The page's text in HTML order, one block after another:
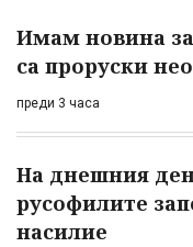
Имам новина за
са проруски
преди 3 часа
На днешния
русофилите
насилие